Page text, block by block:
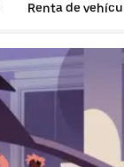
Renta de